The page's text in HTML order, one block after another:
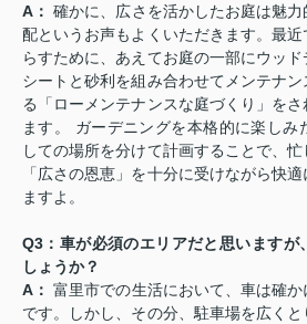
A： 確かに、広さを活かしたお庭は魅
配というお声もよくいただきます。最
らすために、あえてお庭の一部にウッ
シートと砂利を組み合わせてメンテナ
る「ローメンテナンスな庭づくり」を
ます。 ガーデニングを本格的に楽しみ
しての場所を分けて計画することで、
「広さの恩恵」を十分に受けながら快
ますよ。
Q3：車が必須のエリアだと思いますが
しょうか？
A： 富里市での生活において、車は確
です。しかし、その分、駐車場を広く